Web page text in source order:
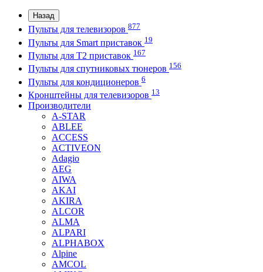
Назад
Пульты для телевизоров 877
Пульты для Smart приставок 19
Пульты для Т2 приставок 167
Пульты для спутниковых тюнеров 156
Пульты для кондиционеров 6
Кронштейны для телевизоров 13
Производители
A-STAR
ABLEE
ACCESS
ACTIVEON
Adagio
AEG
AIWA
AKAI
AKIRA
ALCOR
ALMA
ALPARI
ALPHABOX
Alpine
AMCOL